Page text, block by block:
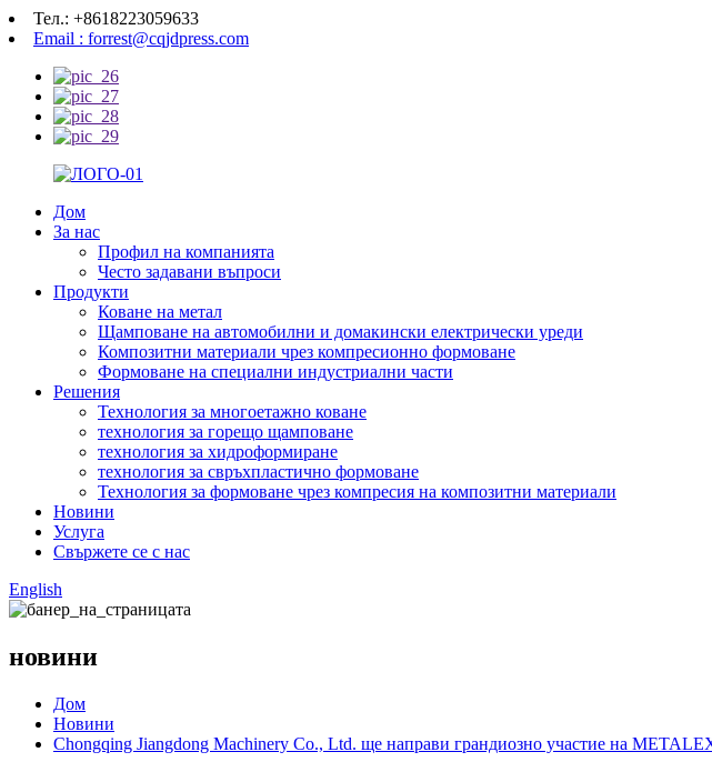
Тел.: +8618223059633
Email : forrest@cqjdpress.com
Дом
За нас
Профил на компанията
Често задавани въпроси
Продукти
Коване на метал
Щамповане на автомобилни и домакински електрически уреди
Композитни материали чрез компресионно формоване
Формоване на специални индустриални части
Решения
Технология за многоетажно коване
технология за горещо щамповане
технология за хидроформиране
технология за свръхпластично формоване
Технология за формоване чрез компресия на композитни материали
Новини
Услуга
Свържете се с нас
English
новини
Дом
Новини
Chongqing Jiangdong Machinery Co., Ltd. ще направи грандиозно участие на